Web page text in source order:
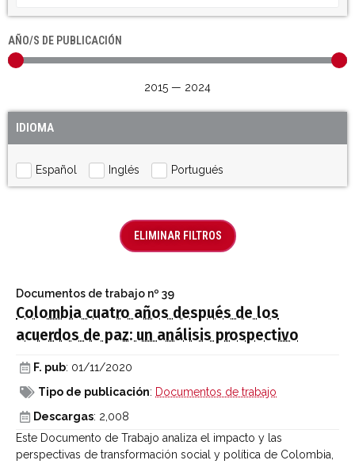
AÑO/S DE PUBLICACIÓN
2015 — 2024
IDIOMA
Español Inglés Portugués
ELIMINAR FILTROS
Documentos de trabajo nº 39
Colombia cuatro años después de los
acuerdos de paz: un análisis prospectivo
F. pub: 01/11/2020
Tipo de publicación: Documentos de trabajo
Descargas: 2,008
Este Documento de Trabajo analiza el impacto y las
perspectivas de transformación social y política de Colombia,